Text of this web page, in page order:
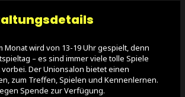
Monat wird von 13-19 Uhr gespielt, denn
– es sind immer viele tolle Spiele
Der Unionsalon bietet einen
zum Treffen, Spielen und Kennenlernen.
Spende zur Verfügung.